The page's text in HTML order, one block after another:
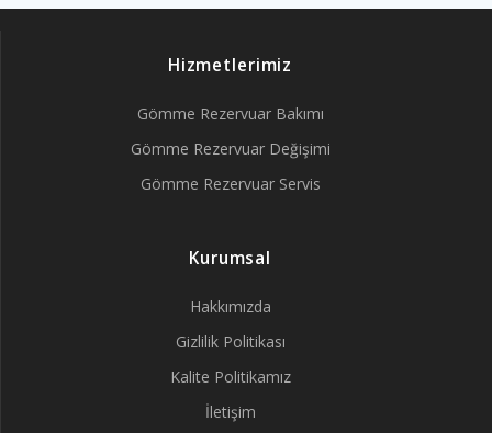
Hizmetlerimiz
Gömme Rezervuar Bakımı
Gömme Rezervuar Değişimi
Gömme Rezervuar Servis
Kurumsal
Hakkımızda
Gizlilik Politikası
Kalite Politikamız
İletişim